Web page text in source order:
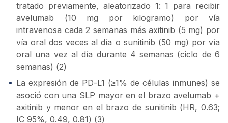
tratado previamente, aleatorizado 1: 1 para recibir
avelumab (10 mg por kilogramo) por vía
intravenosa cada 2 semanas más axitinib (5 mg) por
vía oral dos veces al día o sunitinib (50 mg) por vía
oral una vez al día durante 4 semanas (ciclo de 6
semanas) (2)
La expresión de PD-L1 (≥1% de células inmunes) se
asoció con una SLP mayor en el brazo avelumab +
axitinib y menor en el brazo de sunitinib (HR, 0.63;
IC 95%, 0.49, 0.81) (3)